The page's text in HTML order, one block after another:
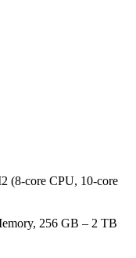
(8-core CPU, 10-core
256 GB – 2 TB